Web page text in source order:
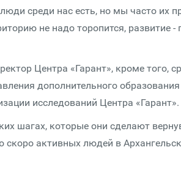
среди нас есть, но мы часто их
не надо торопится, развитие -
Центра «Гарант», кроме того,
дополнительного
исследований Центра «Гарант».
шагах, которые они сделают
активных людей в